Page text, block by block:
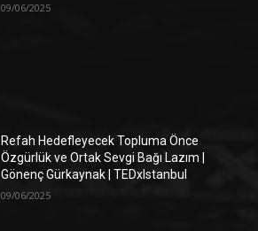
09/06/2025
Refah Hedefleyecek Topluma Önce
Özgürlük ve Ortak Sevgi Bağı Lazım |
Gönenç Gürkaynak | TEDxIstanbul
09/06/2025